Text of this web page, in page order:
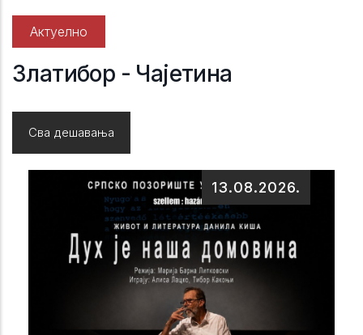
Актуелно
Златибор - Чајетина
Сва дешавања
13.08.2026.